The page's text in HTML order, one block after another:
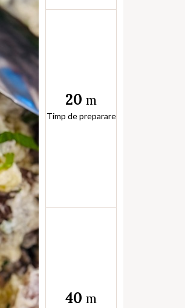
20 m
Timp de preparare
40 m